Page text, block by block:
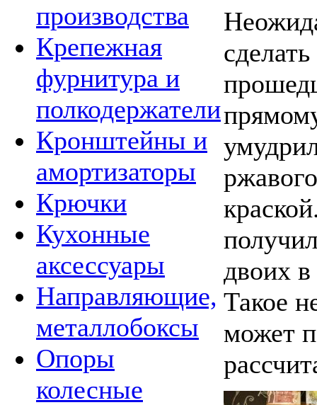
производства
Крепежная
фурнитура и
полкодержатели
Кронштейны и
амортизаторы
Крючки
Кухонные
аксессуары
Направляющие,
металлобоксы
Опоры
колесные
двоих
Такое
может